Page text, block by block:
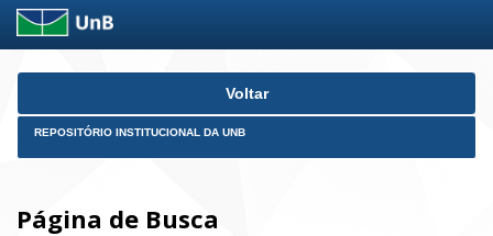
Skip
Voltar
REPOSITÓRIO INSTITUCIONAL DA UNB
Página de Busca